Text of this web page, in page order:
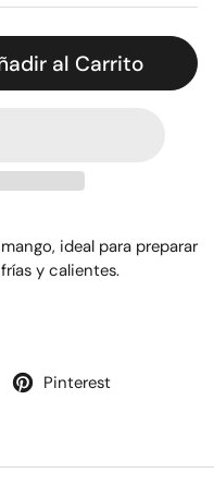
al Carrito
ideal para preparar
y calientes.
Pinterest